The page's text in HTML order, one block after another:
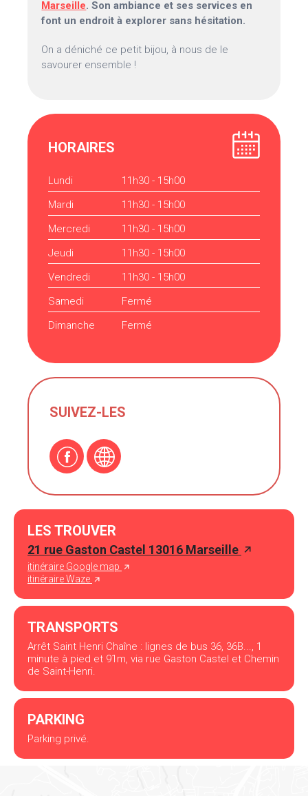
Marseille. Son ambiance et ses services en
font un endroit à explorer sans hésitation.
On a déniché ce petit bijou, à nous de le
savourer ensemble !
HORAIRES
Lundi
11h30 - 15h00
Mardi
11h30 - 15h00
Mercredi
11h30 - 15h00
Jeudi
11h30 - 15h00
Vendredi
11h30 - 15h00
Samedi
Fermé
Dimanche
Fermé
SUIVEZ-LES
LES TROUVER
21 rue Gaston Castel 13016 Marseille
itinéraire Google map
itinéraire Waze
TRANSPORTS
Arrêt Saint Henri Chaîne : lignes de bus 36, 36B..., 1
minute à pied et 91m, via rue Gaston Castel et Chemin
de Saint-Henri.
PARKING
Parking privé.